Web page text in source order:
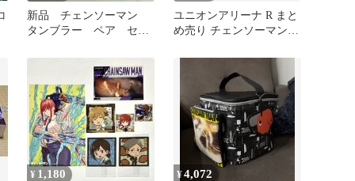
新品 チェンソーマン
タンブラー ペア セッ
マ ポチタ
ユニオンアリーナ R まと
め売り チェンソーマン 8
¥ 1,180 ¥4,072